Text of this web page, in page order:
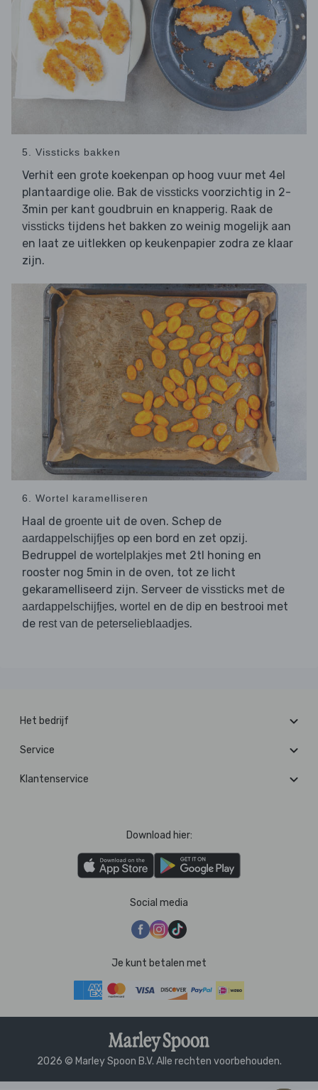
5. Vissticks bakken
Verhit een grote koekenpan op hoog vuur met 4el
plantaardige olie. Bak de vissticks voorzichtig in 2-
3min per kant goudbruin en knapperig. Raak de
vissticks tijdens het bakken zo weinig mogelijk aan
en laat ze uitlekken op keukenpapier zodra ze klaar
zijn.
6. Wortel karamelliseren
Haal de groente uit de oven. Schep de
aardappelschijfjes op een bord en zet opzij.
Bedruppel de wortelplakjes met 2tl honing en
rooster nog 5min in de oven, tot ze licht
gekaramelliseerd zijn. Serveer de vissticks met de
aardappelschijfjes, wortel en de dip en bestrooi met
de rest van de peterselieblaadjes.
Het bedrijf
Service
Klantenservice
Download hier:
Social media
Je kunt betalen met
2026 © Marley Spoon B.V. Alle rechten voorbehouden.